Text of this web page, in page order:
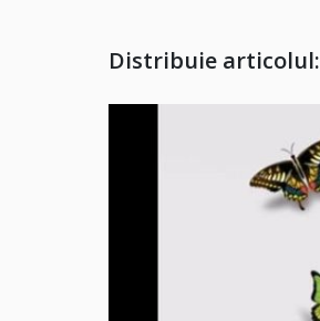
Distribuie articolul: